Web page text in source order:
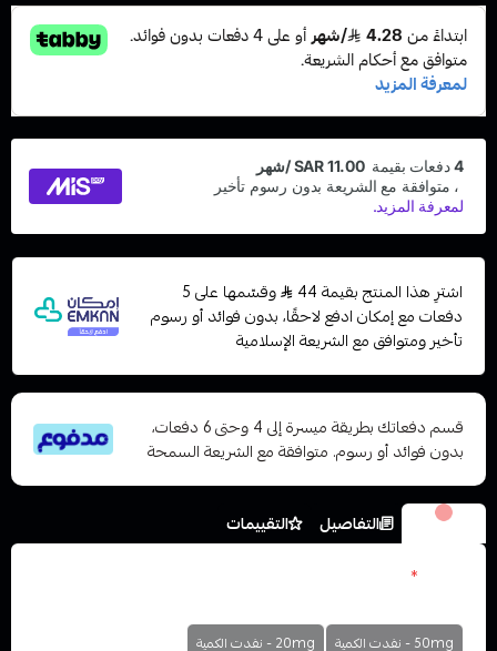
اشترِ هذا المنتج بقيمة 44
وقسّمها على 5
دفعات مع إمكان ادفع لاحقًا، بدون فوائد أو رسوم
تأخير ومتوافق مع الشريعة الإسلامية
قسم دفعاتك بطريقة ميسرة إلى 4 وحتى 6 دفعات،
بدون فوائد أو رسوم. متوافقة مع الشريعة السمحة
الخيارات التفاصيل
التقييمات
*
50mg - نفدت الكمية 20mg - نفدت الكمية